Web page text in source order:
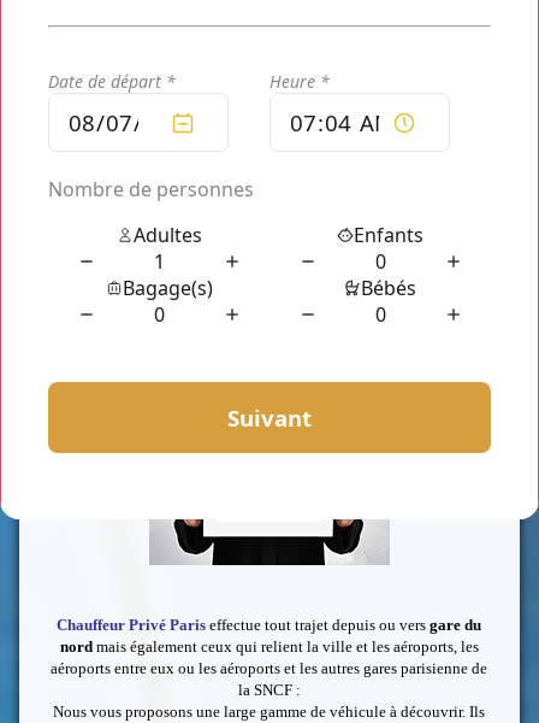
Il est possible de commander à l'avance, même aujourd'hui, votre
prochaine course. Peu importe sa date. Vous pouvez la pré-
commander grâce à notre centrale de réservation et notre site
internet (commande en ligne), qui sont accessibles la journée
l’accueil personnalisé et l'économie.
Vous voulez savoir le prix de votre
Réservation alternative taxi
Nous vous invitons à simulez afin d'obtenir un devis sur mesure
Chauffeur Privé Paris effectue tout trajet depuis ou versgare du
nordmais également ceux qui relient la ville et les aéroports, les
aéroports entre eux ou les aéroports et les autres gares parisienne de
la SNCF :
Nous vous proposons une large gamme de véhicule à découvrir. Ils